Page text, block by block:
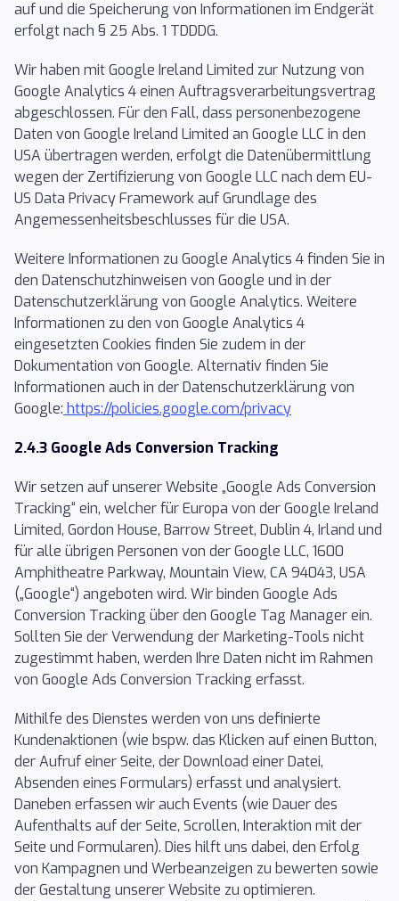
auf und die Speicherung von Informationen im Endgerät
erfolgt nach § 25 Abs. 1 TDDDG.
Wir haben mit Google Ireland Limited zur Nutzung von
Google Analytics 4 einen Auftragsverarbeitungsvertrag
abgeschlossen. Für den Fall, dass personenbezogene
Daten von Google Ireland Limited an Google LLC in den
USA übertragen werden, erfolgt die Datenübermittlung
wegen der Zertifizierung von Google LLC nach dem EU-
US Data Privacy Framework auf Grundlage des
Angemessenheitsbeschlusses für die USA.
Weitere Informationen zu Google Analytics 4 finden Sie in
den Datenschutzhinweisen von Google und in der
Datenschutzerklärung von Google Analytics. Weitere
Informationen zu den von Google Analytics 4
eingesetzten Cookies finden Sie zudem in der
Dokumentation von Google. Alternativ finden Sie
Informationen auch in der Datenschutzerklärung von
Google: https://policies.google.com/privacy
2.4.3 Google Ads Conversion Tracking
Wir setzen auf unserer Website „Google Ads Conversion
Tracking“ ein, welcher für Europa von der Google Ireland
Limited, Gordon House, Barrow Street, Dublin 4, Irland und
für alle übrigen Personen von der Google LLC, 1600
Amphitheatre Parkway, Mountain View, CA 94043, USA
(„Google“) angeboten wird. Wir binden Google Ads
Conversion Tracking über den Google Tag Manager ein.
Sollten Sie der Verwendung der Marketing-Tools nicht
zugestimmt haben, werden Ihre Daten nicht im Rahmen
von Google Ads Conversion Tracking erfasst.
Mithilfe des Dienstes werden von uns definierte
Kundenaktionen (wie bspw. das Klicken auf einen Button,
der Aufruf einer Seite, der Download einer Datei,
Absenden eines Formulars) erfasst und analysiert.
Daneben erfassen wir auch Events (wie Dauer des
Aufenthalts auf der Seite, Scrollen, Interaktion mit der
Seite und Formularen). Dies hilft uns dabei, den Erfolg
von Kampagnen und Werbeanzeigen zu bewerten sowie
der Gestaltung unserer Website zu optimieren.